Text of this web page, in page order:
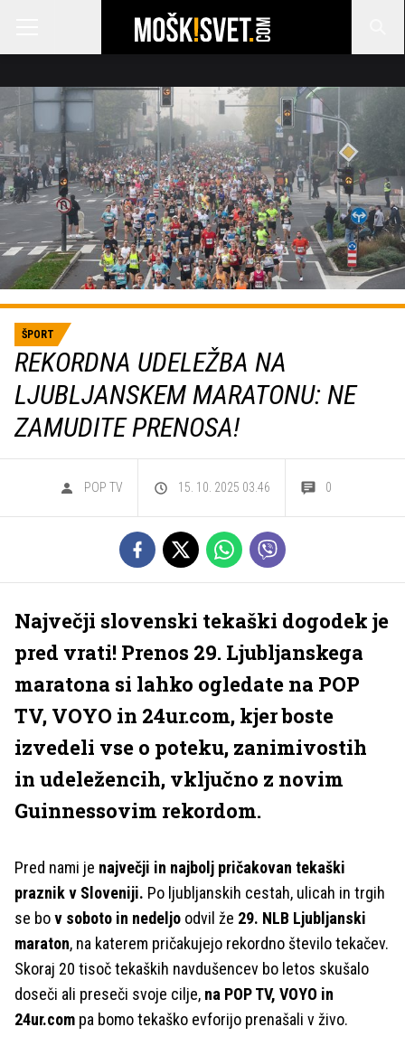
ŠPORT
REKORDNA UDELEŽBA NA
LJUBLJANSKEM MARATONU: NE
ZAMUDITE PRENOSA!
POP TV 15. 10. 2025 03.46 0
Največji slovenski tekaški dogodek je
pred vrati! Prenos 29. Ljubljanskega
maratona si lahko ogledate na POP
TV, VOYO in 24ur.com, kjer boste
izvedeli vse o poteku, zanimivostih
in udeležencih, vključno z novim
Guinnessovim rekordom.
Pred nami je največji in najbolj pričakovan tekaški
praznik v Sloveniji. Po ljubljanskih cestah, ulicah in trgih
se bov soboto in nedeljo odvil že 29. NLB Ljubljanski
maraton, na katerem pričakujejo rekordno število tekačev.
Skoraj 20 tisoč tekaških navdušencev bo letos skušalo
doseči ali preseči svoje cilje, na POP TV, VOYO in
24ur.com pa bomo tekaško evforijo prenašali v živo.